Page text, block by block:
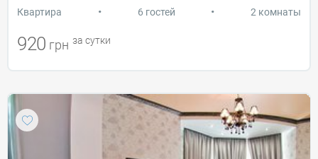
Квартира • 6 гостей • 2 комнаты
920 грн за сутки